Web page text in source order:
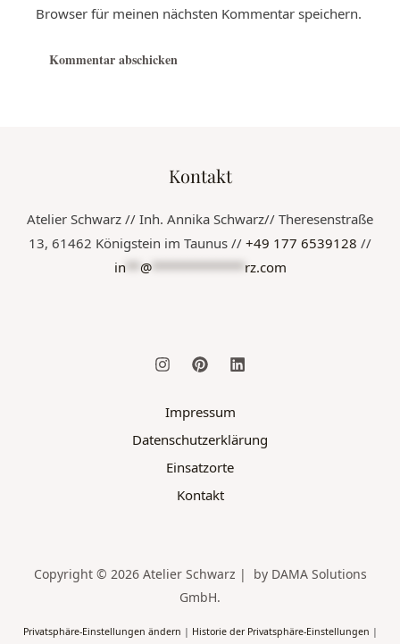
Browser für meinen nächsten Kommentar speichern.
Kontakt
Atelier Schwarz // Inh. Annika Schwarz// Theresenstraße
13, 61462 Königstein im Taunus // +49 177 6539128 //
in ** @************* rz.com
Impressum
Datenschutzerklärung
Einsatzorte
Kontakt
Copyright © 2026 Atelier Schwarz | by DAMA Solutions
GmbH.
Privatsphäre-Einstellungen ändern | Historie der Privatsphäre-Einstellungen |